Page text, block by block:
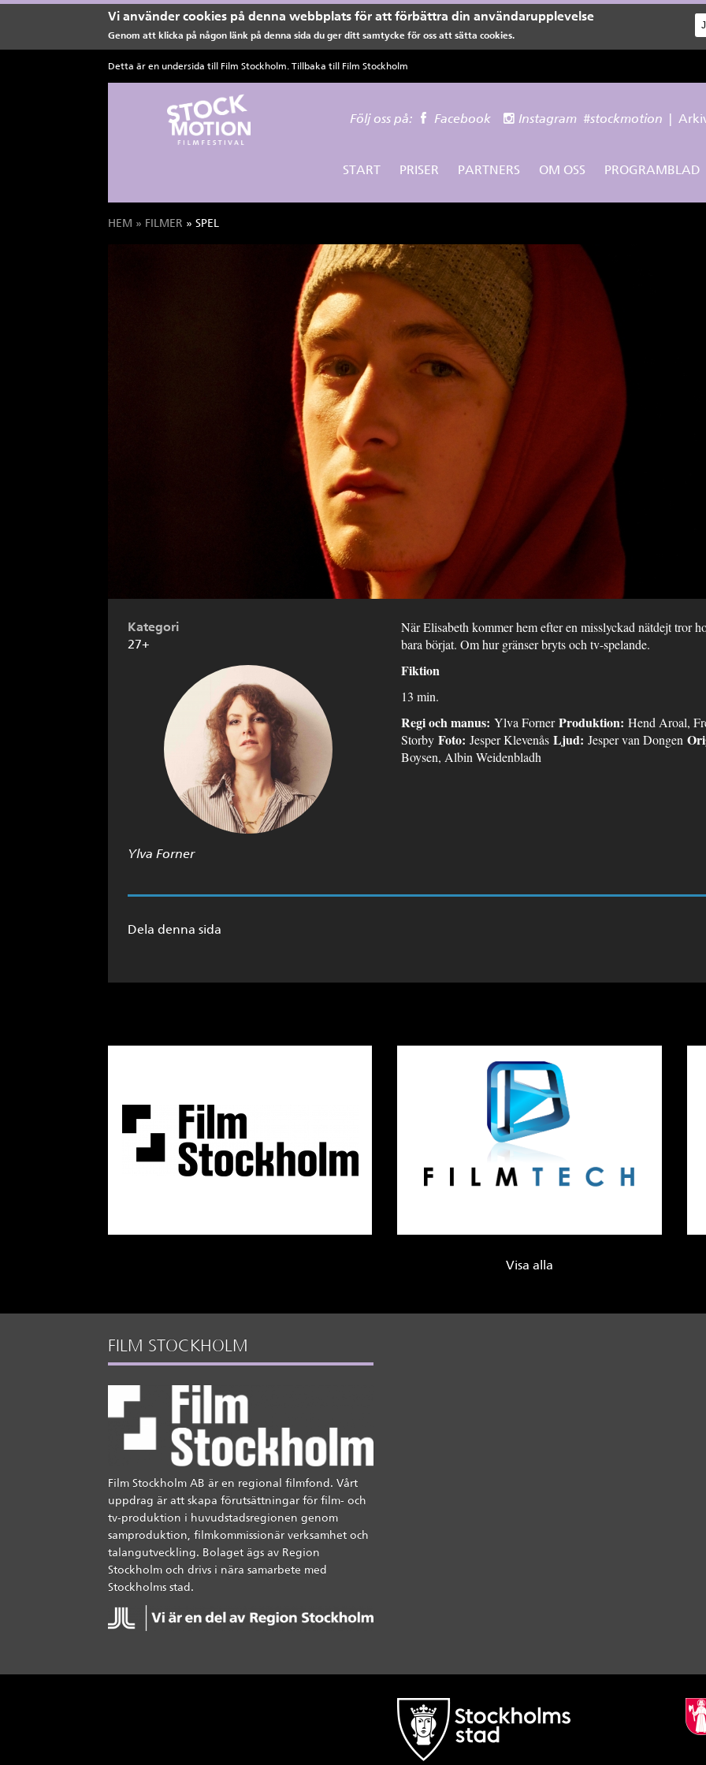
Vi använder cookies på denna webbplats för att förbättra din användarupplevelse
Genom att klicka på någon länk på denna sida du ger ditt samtycke för oss att sätta cookies.
Detta är en undersida till Film Stockholm. Tillbaka till Film Stockholm
Följ oss på: Facebook Instagram #stockmotion |
START PRISER PARTNERS OM OSS PROGRAMBLAD
Du är här
HEM » FILMER » SPEL
Kategori
27+
Ylva Forner
När Elisabeth kommer hem efter en misslyckad nätdejt tror
bara börjat. Om hur gränser bryts och tv-spelande.
Fiktion
13 min.
Regi och manus: Ylva FornerProduktion: Hend Aroal,
StorbyFoto: Jesper Klevenås Ljud: Jesper van Dongen
Boysen, Albin Weidenbladh
Dela denna sida
Visa alla
FILM STOCKHOLM
Film Stockholm AB är en regional filmfond. Vårt
uppdrag är att skapa förutsättningar för film- och
tv-produktion i huvudstadsregionen genom
samproduktion, filmkommissionär verksamhet och
talangutveckling. Bolaget ägs av Region
Stockholm och drivs i nära samarbete med
Stockholms stad.